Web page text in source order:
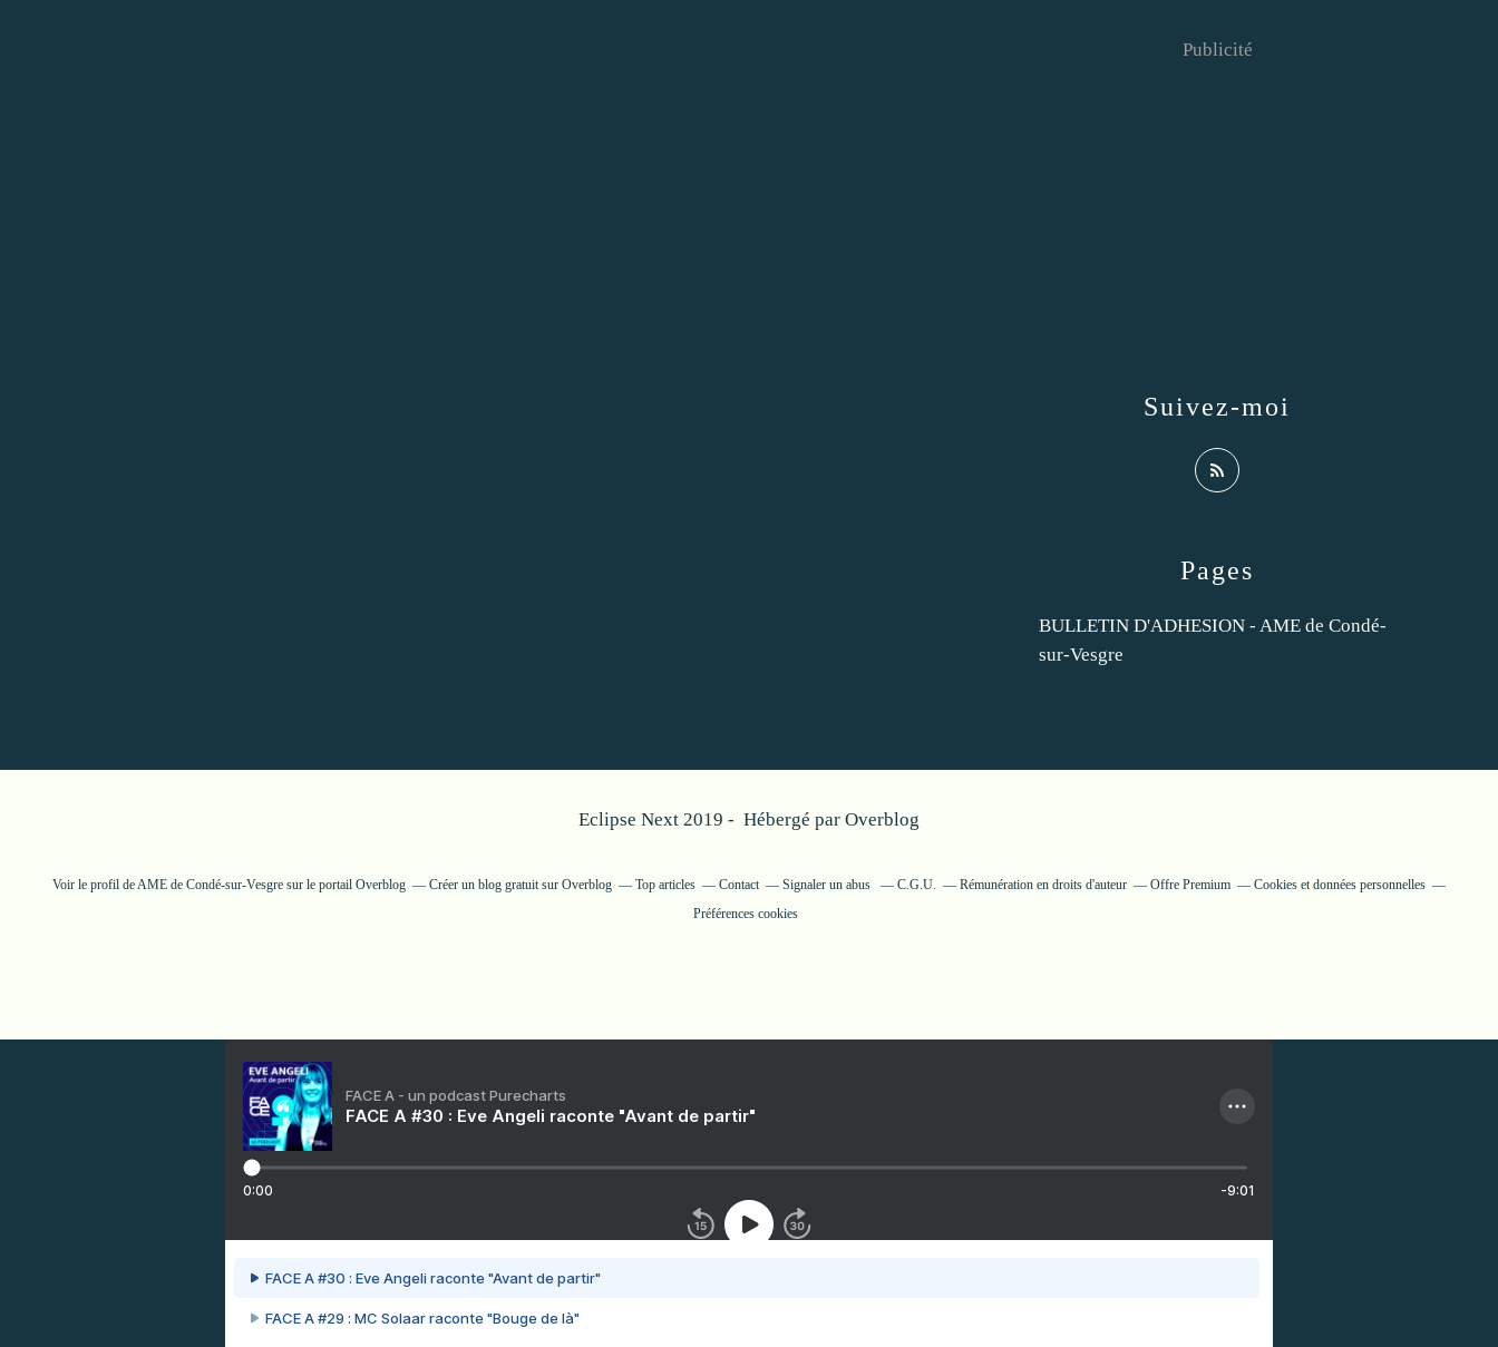
Pages
BULLETIN D'ADHESION - AME de Condé-
sur-Vesgre
Suivez-moi
Publicité
Eclipse Next 2019 - Hébergé par Overblog
Voir le profil deAME de Condé-sur-Vesgre sur le portail Overblog Créer un blog gratuit sur Overblog Top articles Contact Signaler un abus C.G.U. Rémunération en droits d'auteur Offre Premium
Cookies et données personnelles
Préférences cookies
FACE A - un podcast Purecharts
FACE A #30 : Eve Angeli raconte "Avant de partir"
0:00 -9:01
FACE A #30 : Eve Angeli raconte "Avant de partir"
FACE A #29 : MC Solaar raconte "Bouge de là"